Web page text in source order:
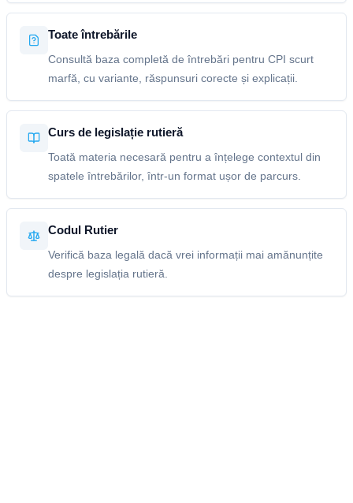
Toate întrebările
Consultă baza completă de întrebări pentru CPI scurt
marfă, cu variante, răspunsuri corecte și explicații.
Curs de legislație rutieră
Toată materia necesară pentru a înțelege contextul din
spatele întrebărilor, într-un format ușor de parcurs.
Codul Rutier
Verifică baza legală dacă vrei informații mai amănunțite
despre legislația rutieră.